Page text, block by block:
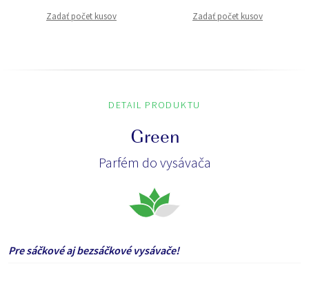
Zadať počet kusov Zadať počet kusov
DETAIL PRODUKTU
Green
Parfém do vysávača
Pre sáčkové aj bezsáčkové vysávače!